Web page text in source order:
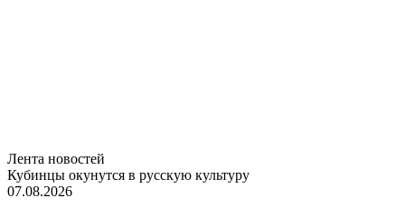
Лента новостей
Кубинцы окунутся в русскую культуру
07.08.2026